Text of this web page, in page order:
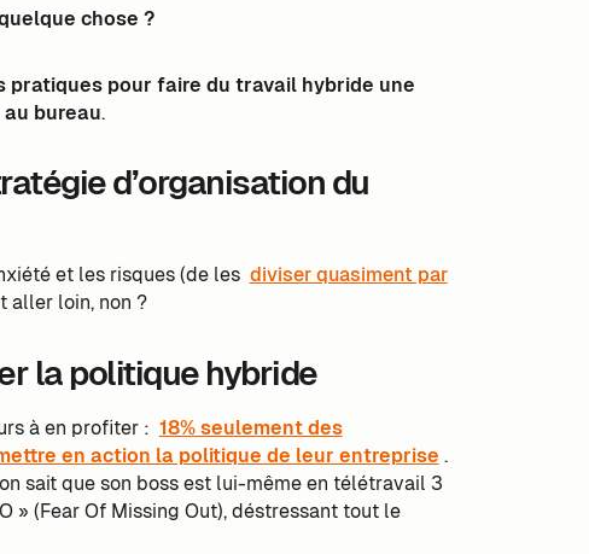
chose ?
pratiques pour faire du travail hybride une
bureau.
d’organisation du
et les risques (de les diviser quasiment par
aller loin, non ?
la politique hybride
à en profiter : 18% seulement des
en action la politique de leur entreprise .
sait que son boss est lui-même en télétravail 3
» (Fear Of Missing Out), déstressant tout le